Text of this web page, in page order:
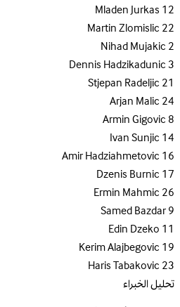
12
Mladen Jurkas
22
Martin Zlomislic
2
Nihad Mujakic
3
Dennis Hadzikadunic
21
Stjepan Radeljic
24
Arjan Malic
8
Armin Gigovic
14
Ivan Sunjic
16
Amir Hadziahmetovic
17
Dzenis Burnic
26
Ermin Mahmic
9
Samed Bazdar
11
Edin Dzeko
19
Kerim Alajbegovic
23
Haris Tabakovic
تحليل الخبراء